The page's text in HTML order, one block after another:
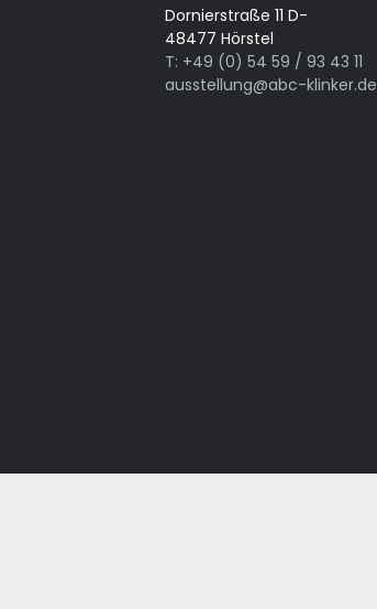
Dornierstraße 11 D-
48477 Hörstel
T: +49 (0) 54 59 / 93 43 11
ausstellung@abc-klinker.de